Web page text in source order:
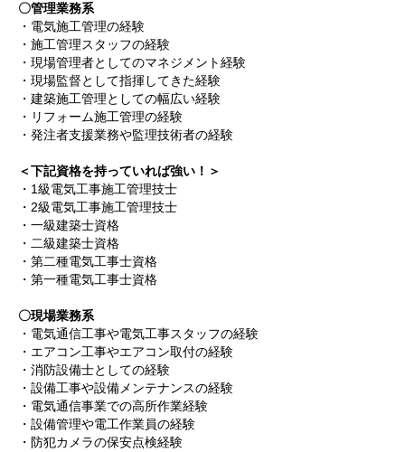
〇管理業務系
・電気施工管理の経験
・施工管理スタッフの経験
・現場管理者としてのマネジメント経験
・現場監督として指揮してきた経験
・建築施工管理としての幅広い経験
・リフォーム施工管理の経験
・発注者支援業務や監理技術者の経験
＜下記資格を持っていれば強い！＞
・1級電気工事施工管理技士
・2級電気工事施工管理技士
・一級建築士資格
・二級建築士資格
・第二種電気工事士資格
・第一種電気工事士資格
〇現場業務系
・電気通信工事や電気工事スタッフの経験
・エアコン工事やエアコン取付の経験
・消防設備士としての経験
・設備工事や設備メンテナンスの経験
・電気通信事業での高所作業経験
・設備管理や電工作業員の経験
・防犯カメラの保安点検経験